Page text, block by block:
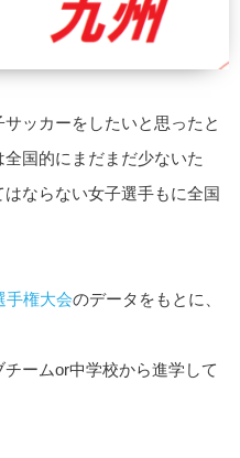
ッカーをしたいと思ったと
国的にまだまだ少ないた
ならない女子選手もに全国
手権大会のデータをもとに、
ームor中学校から進学して